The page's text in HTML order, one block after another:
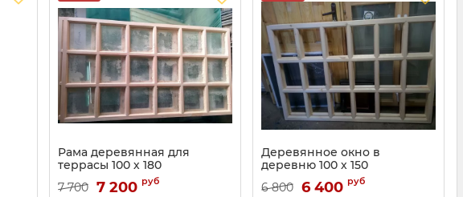
Рама деревянная для
террасы 100 х 180
7 700 7 200 руб
Деревянное окно в
деревню 100 х 150
6 800 6 400 руб